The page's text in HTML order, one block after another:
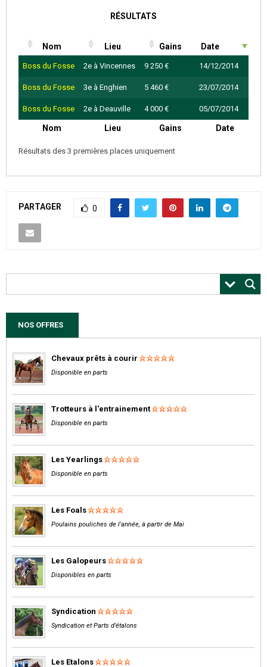
RÉSULTATS
Nom Lieu Gains Date
Boss du Fosse 2e à Vincennes 9 250 € 14/12/2014
Boss du Fosse 3e à Enghien 5 460 € 23/07/2014
Boss du Fosse 2e à Deauville 4 000 € 05/07/2014
Nom Lieu Gains Date
Résultats des 3 premières places uniquement
PARTAGER 0
NOS OFFRES
Chevaux prêts à courir
Disponible en parts
Trotteurs à l'entrainement
Disponible en parts
Les Yearlings
Disponible en parts
Les Foals
Poulains pouliches de l'année, à partir de Mai
Les Galopeurs
Disponibles en parts
Syndication
Syndication et Parts d'étalons
Les Etalons